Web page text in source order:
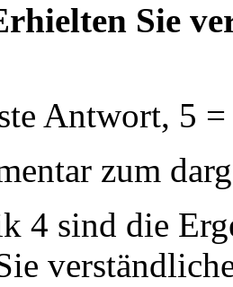
Sie
Antwort, 5
zum
4 sind die